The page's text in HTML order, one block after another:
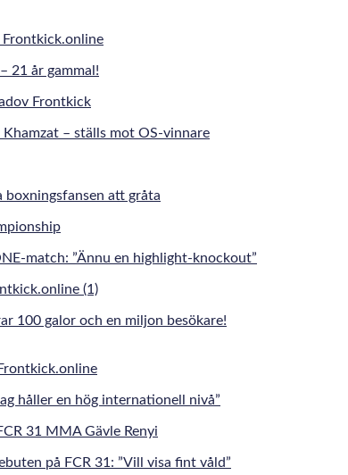
21 år gammal!
– ställs mot OS-vinnare
att gråta
match: ”Ännu en highlight-knockout”
100 galor och en miljon besökare!
håller en hög internationell nivå”
på FCR 31: ”Vill visa fint våld”